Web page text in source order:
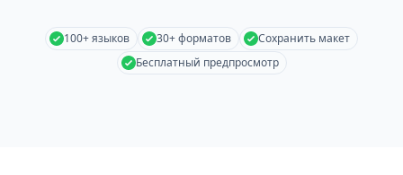
100+ языков 30+ форматов
Сохранить макет
Бесплатный предпросмотр